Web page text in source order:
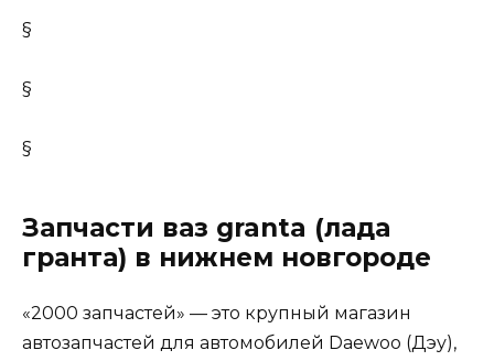
§
§
§
Запчасти ваз granta (лада
гранта) в нижнем новгороде
«2000 запчастей» — это крупный магазин
автозапчастей для автомобилей Daewoo (Дэу),